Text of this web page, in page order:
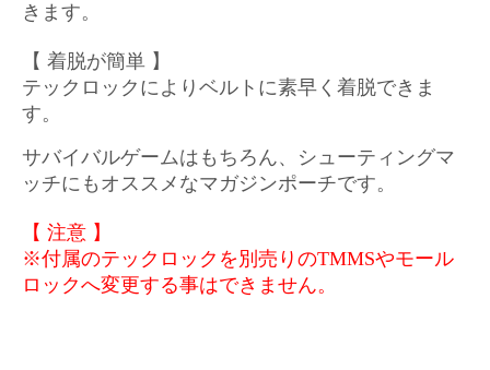
きます。
【 着脱が簡単 】
テックロックによりベルトに素早く着脱できま
す。
サバイバルゲームはもちろん、シューティングマ
ッチにもオススメなマガジンポーチです。
【 注意 】
※付属のテックロックを別売りのTMMSやモール
ロックへ変更する事はできません。